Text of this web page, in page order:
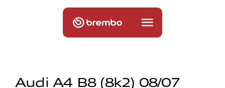
Audi A4 B8 (8k2) 08/07